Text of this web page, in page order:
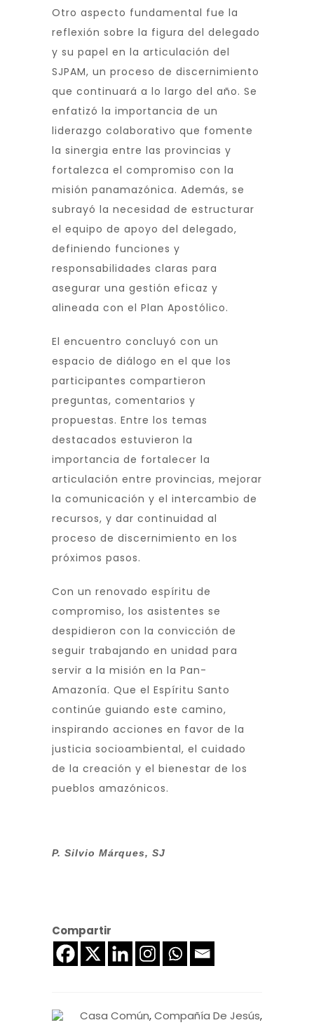
Otro aspecto fundamental fue la
reflexión sobre la figura del delegado
y su papel en la articulación del
SJPAM, un proceso de discernimiento
que continuará a lo largo del año. Se
enfatizó la importancia de un
liderazgo colaborativo que fomente
la sinergia entre las provincias y
fortalezca el compromiso con la
misión panamazónica. Además, se
subrayó la necesidad de estructurar
el equipo de apoyo del delegado,
definiendo funciones y
responsabilidades claras para
asegurar una gestión eficaz y
alineada con el Plan Apostólico.
El encuentro concluyó con un
espacio de diálogo en el que los
participantes compartieron
preguntas, comentarios y
propuestas. Entre los temas
destacados estuvieron la
importancia de fortalecer la
articulación entre provincias, mejorar
la comunicación y el intercambio de
recursos, y dar continuidad al
proceso de discernimiento en los
próximos pasos.
Con un renovado espíritu de
compromiso, los asistentes se
despidieron con la convicción de
seguir trabajando en unidad para
servir a la misión en la Pan-
Amazonía. Que el Espíritu Santo
continúe guiando este camino,
inspirando acciones en favor de la
justicia socioambiental, el cuidado
de la creación y el bienestar de los
pueblos amazónicos.
P. Silvio Márques, SJ
Compartir
Casa Común,Compañía De Jesús,